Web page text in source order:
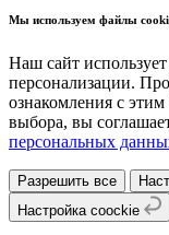
Мы используем файлы
Наш сайт
персонализации.
ознакомления с
выбора, вы
персональных
Разрешить все
Настройка coockie